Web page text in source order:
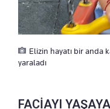
Elizin hayatı bir anda
yaraladı
FACİAYI